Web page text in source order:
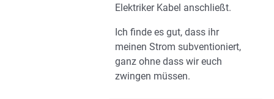
Elektriker Kabel anschließt.
Ich finde es gut, dass ihr
meinen Strom subventioniert,
ganz ohne dass wir euch
zwingen müssen.